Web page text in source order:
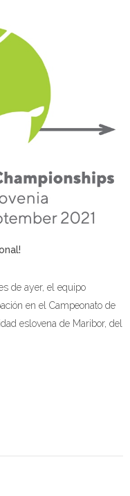
de ayer, el equipo
en el Campeonato de
eslovena de Maribor, del